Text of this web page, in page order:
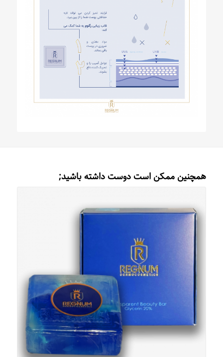
همچنین ممکن است دوست داشته باشید;